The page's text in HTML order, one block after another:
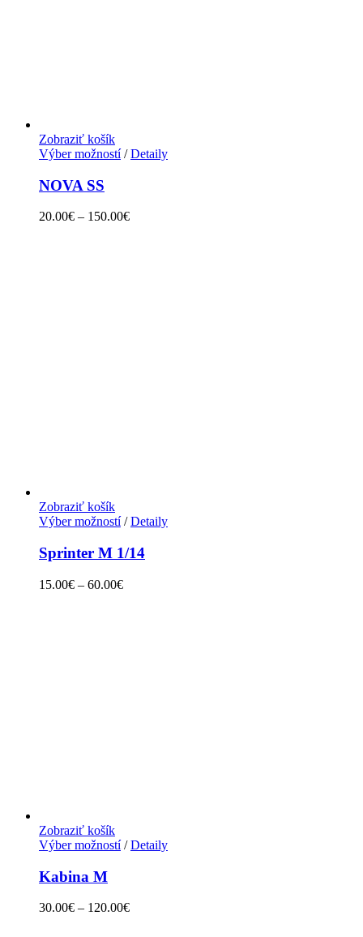
Zobraziť košík
Výber možností/ Detaily
NOVA SS
20.00€ – 150.00€
Zobraziť košík
Výber možností/ Detaily
Sprinter M 1/14
15.00€ – 60.00€
Zobraziť košík
Výber možností/ Detaily
Kabina M
30.00€ – 120.00€